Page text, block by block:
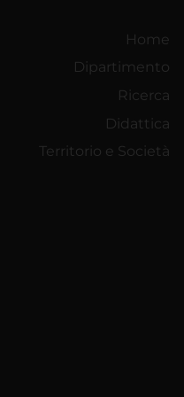
Home
Dipartimento
Ricerca
Didattica
Territorio e Società